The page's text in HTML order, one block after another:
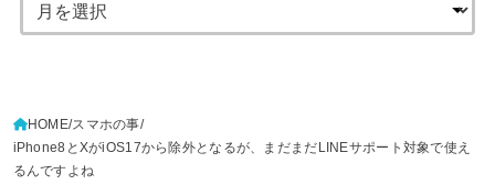
HOME スマホの事
iPhone8とXがiOS17から除外となるが、まだまだLINEサポート対象で使え
るんですよね